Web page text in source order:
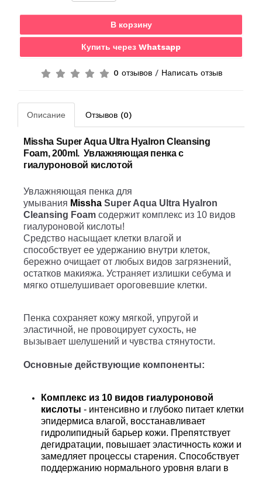
В корзину
Купить через Whatsapp
0 отзывов/ Написать отзыв
Описание Отзывов (0)
Missha Super Aqua Ultra Hyalron Cleansing
Foam, 200ml.Увлажняющая пенка с
гиалуроновой кислотой
Увлажняющая пенка для
умывания Missha Super Aqua Ultra Hyalron
Cleansing Foam содержит комплекс из 10 видов
гиалуроновой кислоты!
Средство насыщает клетки влагой и
способствует ее удержанию внутри клеток,
бережно очищает от любых видов загрязнений,
остатков макияжа. Устраняет излишки себума и
мягко отшелушивает ороговевшие клетки.
Пенка сохраняет кожу мягкой, упругой и
эластичной, не провоцирует сухость, не
вызывает шелушений и чувства стянутости.
Основные действующие компоненты:
Комплекс из 10 видов гиалуроновой
кислоты - интенсивно и глубоко питает клетки
эпидермиса влагой, восстанавливает
гидролипидный барьер кожи. Препятствует
дегидратации, повышает эластичность кожи и
замедляет процессы старения. Способствует
поддержанию нормального уровня влаги в